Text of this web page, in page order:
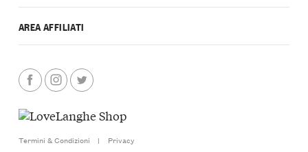
AREA AFFILIATI
Termini & Condizioni |
Privacy